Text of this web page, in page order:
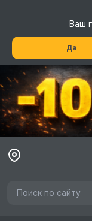
Ваш
Да